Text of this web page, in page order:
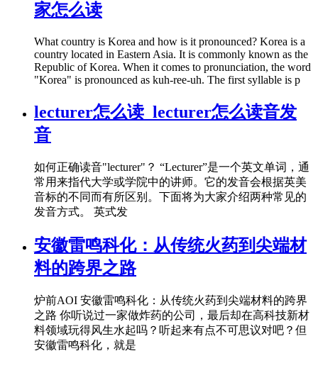
家怎么读
What country is Korea and how is it pronounced? Korea is a
country located in Eastern Asia. It is commonly known as the
Republic of Korea. When it comes to pronunciation, the word
"Korea" is pronounced as kuh-ree-uh. The first syllable is p
lecturer怎么读_lecturer怎么读音发
音
如何正确读音"lecturer"？ “Lecturer”是一个英文单词，通
常用来指代大学或学院中的讲师。它的发音会根据英美
音标的不同而有所区别。下面将为大家介绍两种常见的
发音方式。 英式发
安徽雷鸣科化：从传统火药到尖端材
料的跨界之路
炉前AOI 安徽雷鸣科化：从传统火药到尖端材料的跨界
之路 你听说过一家做炸药的公司，最后却在高科技新材
料领域玩得风生水起吗？听起来有点不可思议对吧？但
安徽雷鸣科化，就是